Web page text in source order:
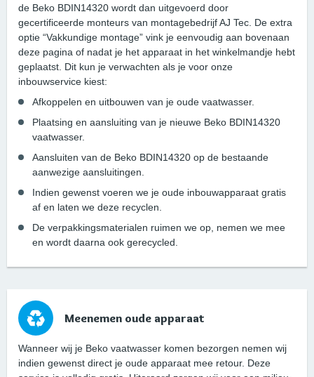
de Beko BDIN14320 wordt dan uitgevoerd door
gecertificeerde monteurs van montagebedrijf AJ Tec. De extra
optie “Vakkundige montage” vink je eenvoudig aan bovenaan
deze pagina of nadat je het apparaat in het winkelmandje hebt
geplaatst. Dit kun je verwachten als je voor onze
inbouwservice kiest:
Afkoppelen en uitbouwen van je oude vaatwasser.
Plaatsing en aansluiting van je nieuwe Beko BDIN14320
vaatwasser.
Aansluiten van de Beko BDIN14320 op de bestaande
aanwezige aansluitingen.
Indien gewenst voeren we je oude inbouwapparaat gratis
af en laten we deze recyclen.
De verpakkingsmaterialen ruimen we op, nemen we mee
en wordt daarna ook gerecycled.
Meenemen oude apparaat
Wanneer wij je Beko vaatwasser komen bezorgen nemen wij
indien gewenst direct je oude apparaat mee retour. Deze